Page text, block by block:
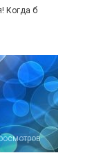
Когда б